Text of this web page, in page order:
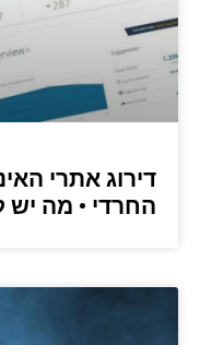
דירוג אתרי
החרדי • מה